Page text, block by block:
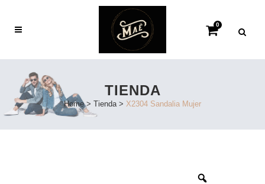
0
TIENDA
Home> Tienda> X2304 Sandalia Mujer